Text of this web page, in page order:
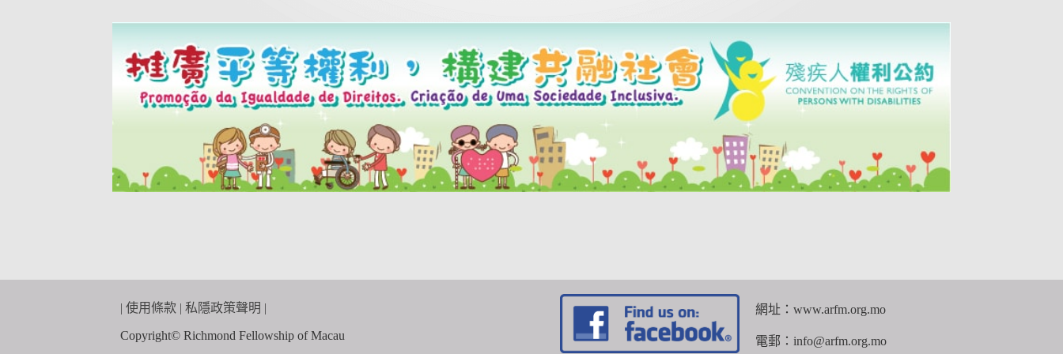
| 使用條款 | 私隱政策聲明 |
Copyright© Richmond Fellowship of Macau
網址：www.arfm.org.mo
電郵：info@arfm.org.mo